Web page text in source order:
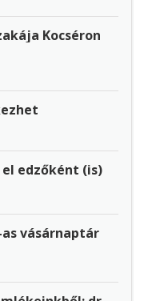
Kocséron
edzőként (is)
as vásárnaptár